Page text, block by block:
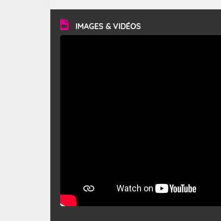
vitesse moyenne de 50 km/h et atteindre 80 à 100 km/h
en rafales, parfois davantage. Il parcourt la basse vallée
du Rhône et la Provence et envahit le littoral
méditerranéen à partir de la Camargue.
IMAGES & VIDÉOS